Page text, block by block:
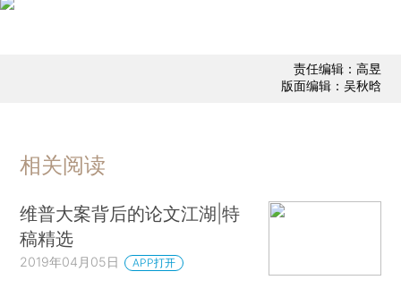
责任编辑：高昱
版面编辑：吴秋晗
相关阅读
维普大案背后的论文江湖|特
稿精选
2019年04月05日 APP打开